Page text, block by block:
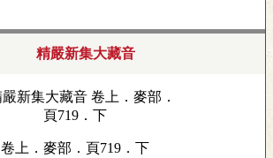
精嚴新集大藏音
卷上．麥部．頁719．下